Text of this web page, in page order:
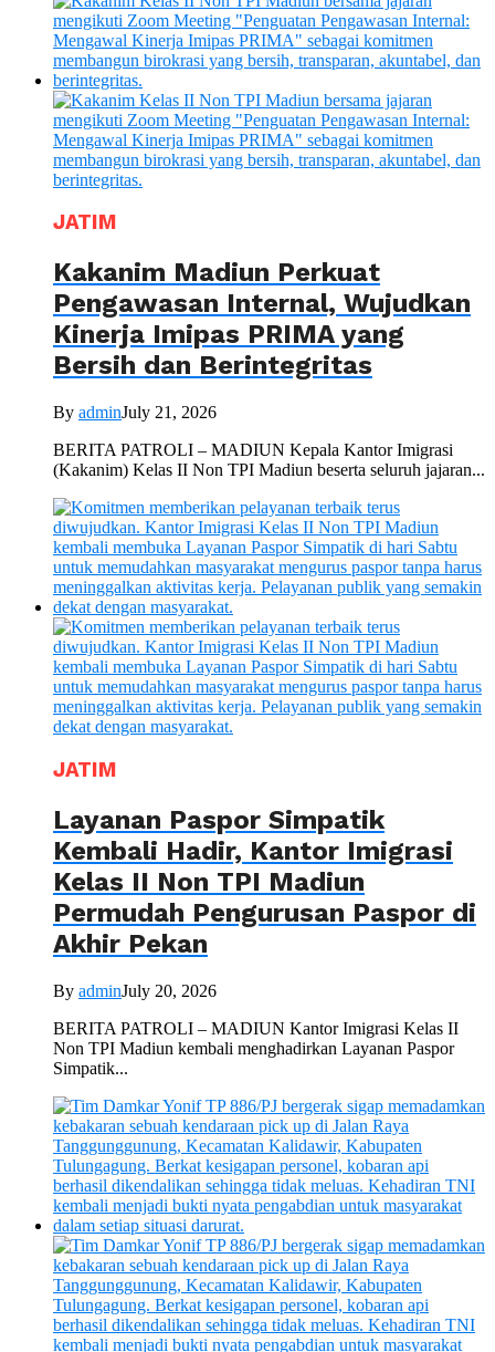
JATIM
Kakanim Madiun Perkuat
Pengawasan Internal, Wujudkan
Kinerja Imipas PRIMA yang
Bersih dan Berintegritas
By adminJuly 21, 2026
BERITA PATROLI – MADIUN Kepala Kantor Imigrasi
(Kakanim) Kelas II Non TPI Madiun beserta seluruh jajaran...
JATIM
Layanan Paspor Simpatik
Kembali Hadir, Kantor Imigrasi
Kelas II Non TPI Madiun
Permudah Pengurusan Paspor di
Akhir Pekan
By adminJuly 20, 2026
BERITA PATROLI – MADIUN Kantor Imigrasi Kelas II
Non TPI Madiun kembali menghadirkan Layanan Paspor
Simpatik...